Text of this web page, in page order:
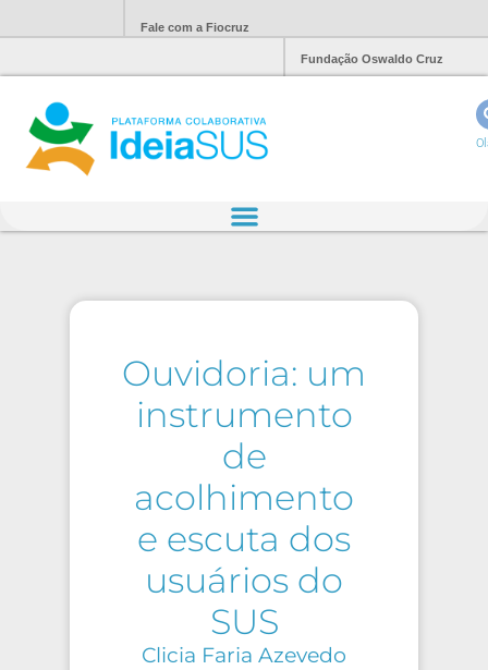
Fale com a Fiocruz
Fundação Oswaldo Cruz
Ouvidoria: um
instrumento
de
acolhimento
e escuta dos
usuários do
SUS
Clicia Faria Azevedo